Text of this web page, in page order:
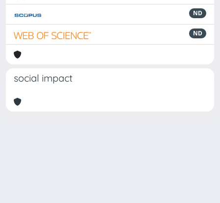
ND
ND
social impact